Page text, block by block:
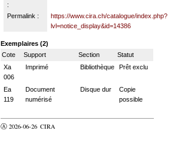
:
Permalink :
https://www.cira.ch/catalogue/index.php?
lvl=notice_display&id=14386
Exemplaires (2)
Cote
Support Section
Statut
Xa
006
Imprimé Bibliothèque Prêt exclu
Ea
119
Document
numérisé
Disque dur
Copie
possible
Ⓐ 2026-06-26 CIRA